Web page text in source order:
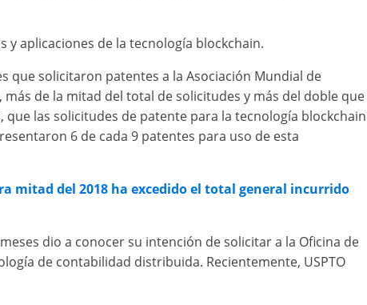
aplicaciones de la tecnología blockchain.
que solicitaron patentes a la Asociación Mundial de
de la mitad del total de solicitudes y más del doble que
las solicitudes de patente para la tecnología blockchain
6 de cada 9 patentes para uso de esta
mitad del 2018 ha excedido el total general incurrido
dio a conocer su intención de solicitar a la Oficina de
de contabilidad distribuida. Recientemente, USPTO